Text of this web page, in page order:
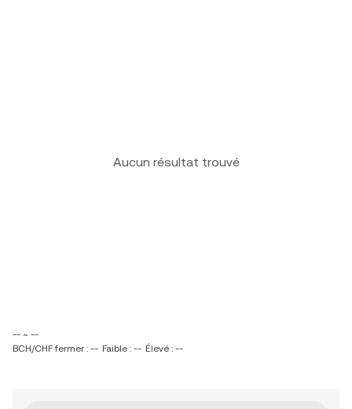
Aucun résultat trouvé
-- ~ --
BCH/CHF fermer : -- Faible : -- Élevé : --